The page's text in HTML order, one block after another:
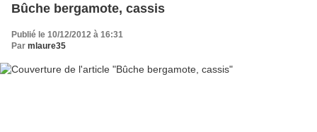
Bûche bergamote, cassis
Publié le 10/12/2012 à 16:31
Par mlaure35